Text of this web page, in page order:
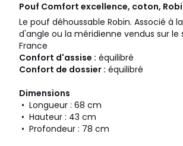
Pouf Comfort excellence, coton,
Le pouf déhoussable Robin. Associé
d'angle ou la méridienne vendus sur
France
Confort d'assise : équilibré
Confort de dossier : équilibré
Dimensions
• Longueur : 68 cm
• Hauteur : 43 cm
• Profondeur : 78 cm